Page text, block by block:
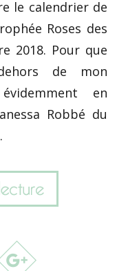
le calendrier de
Roses des
2018. Pour que
de mon
en
Robbé du